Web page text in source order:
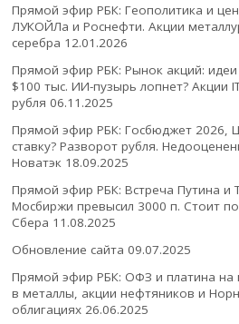
Прямой эфир РБК: Геополитика и
ЛУКОЙЛа и Роснефти. Акции
серебра 12.01.2026
Прямой эфир РБК: Рынок акций:
$100 тыс. ИИ-пузырь лопнет? Акции
рубля 06.11.2025
Прямой эфир РБК: Госбюджет 2026,
ставку? Разворот рубля.
Новатэк 18.09.2025
Прямой эфир РБК: Встреча Путина и
Мосбиржи превысил 3000 п. Стоит
Сбера 11.08.2025
Обновление сайта 09.07.2025
Прямой эфир РБК: ОФЗ и платина на
в металлы, акции нефтяников и
облигациях 26.06.2025